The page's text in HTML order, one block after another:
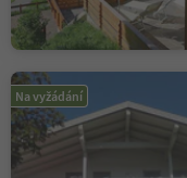
Na vyžádání